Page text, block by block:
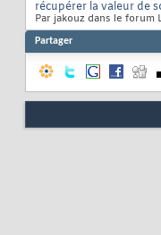
récupérer la valeur de
Par jakouz dans le forum
Partager